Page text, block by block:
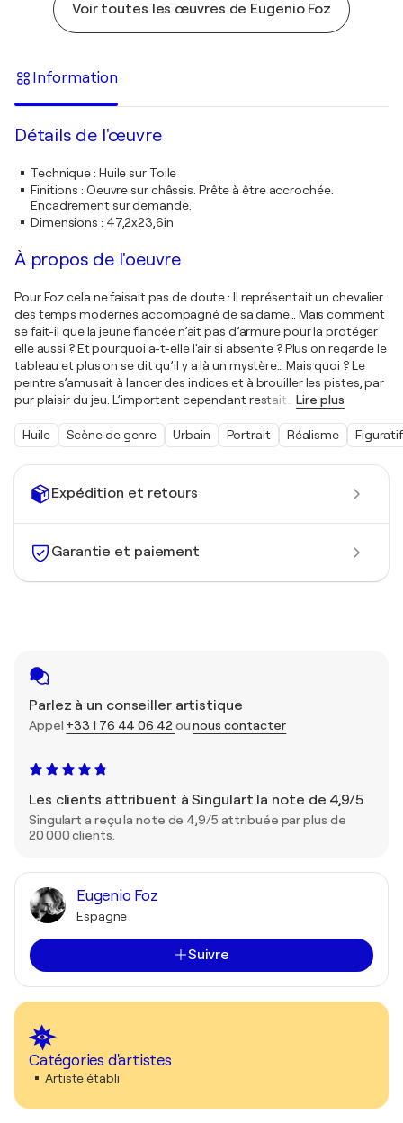
Expédition et retours
Garantie et paiement
Parlez à un conseiller artistique
Appel +33 1 76 44 06 42 ounous contacter
Les clients attribuent à Singulart la note de 4,9/5
Singulart a reçu la note de 4,9/5 attribuée par plus de
20 000 clients.
Eugenio Foz
Espagne
Suivre
Catégories d'artistes
Artiste établi
Voir toutes les œuvres de Eugenio Foz
Information
Détails de l'œuvre
Technique: Huile sur Toile
Finitions : Oeuvre sur châssis. Prête à être accrochée.
Encadrement sur demande.
Dimensions : 47,2x23,6in
À propos de l'oeuvre
Pour Foz cela ne faisait pas de doute : Il représentait un chevalier
des temps modernes accompagné de sa dame… Mais comment
se fait-il que la jeune fiancée n’ait pas d’armure pour la protéger
elle aussi ? Et pourquoi a-t-elle l’air si absente ? Plus on regarde le
tableau et plus on se dit qu’il y a là un mystère… Mais quoi ? Le
peintre s’amusait à lancer des indices et à brouiller les pistes, par
pur plaisir du jeu. L’important cependant restait
Lire plus
Huile Scène de genre Urbain Portrait Réalisme Figuratif